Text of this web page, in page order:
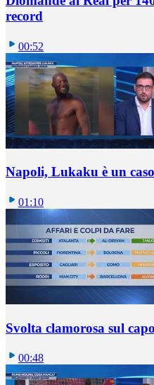
record
00:52
Napoli, Lukaku è un
01:10
Svolta clamorosa sul
00:48